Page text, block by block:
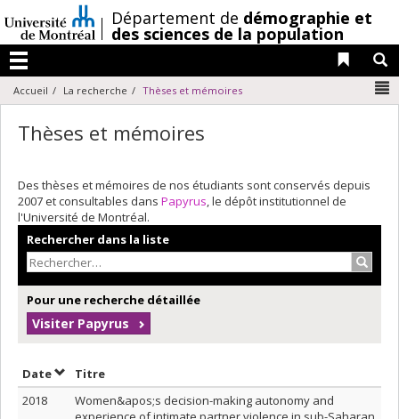
au
contenu
/Département de démographie et
des sciences de la population
Menu
Liens
Accueil La recherche Thèses et mémoires
Thèses et mémoires
Des thèses et mémoires de nos étudiants sont conservés depuis
2007 et consultables dans Papyrus, le dépôt institutionnel de
l'Université de Montréal.
Rechercher dans la liste
Pour une recherche détaillée
Visiter Papyrus
DateTrier par date en ordre décroissant
Titre
2018
Women&apos;s decision-making autonomy and